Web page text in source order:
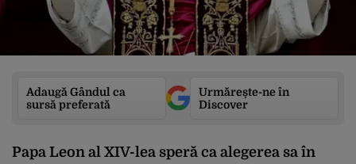
Adaugă Gândul ca
sursă preferată
Urmărește-ne în
Discover
Papa Leon al XIV-lea speră ca alegerea sa în